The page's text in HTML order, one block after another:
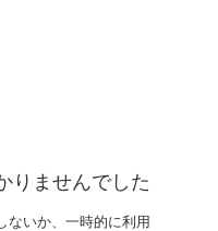
りませんでした
ないか、一時的に利用